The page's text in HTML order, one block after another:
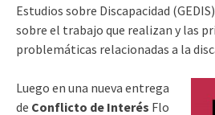
Estudios sobre Discapacidad
sobre el trabajo que realizan y las
problemáticas relacionadas a la
Luego en una nueva entrega
de Conflicto de Interés Flo